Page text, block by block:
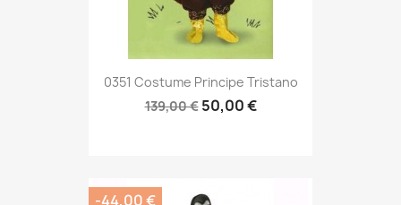
0351 Costume Principe Tristano
139,00 € 50,00 €
-44,00 €